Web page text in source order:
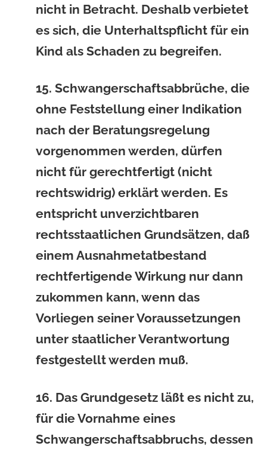
nicht in Betracht. Deshalb verbietet
es sich, die Unterhaltspflicht für ein
Kind als Schaden zu begreifen.
15. Schwangerschaftsabbrüche, die
ohne Feststellung einer Indikation
nach der Beratungsregelung
vorgenommen werden, dürfen
nicht für gerechtfertigt (nicht
rechtswidrig) erklärt werden. Es
entspricht unverzichtbaren
rechtsstaatlichen Grundsätzen, daß
einem Ausnahmetatbestand
rechtfertigende Wirkung nur dann
zukommen kann, wenn das
Vorliegen seiner Voraussetzungen
unter staatlicher Verantwortung
festgestellt werden muß.
16. Das Grundgesetz läßt es nicht zu,
für die Vornahme eines
Schwangerschaftsabbruchs, dessen